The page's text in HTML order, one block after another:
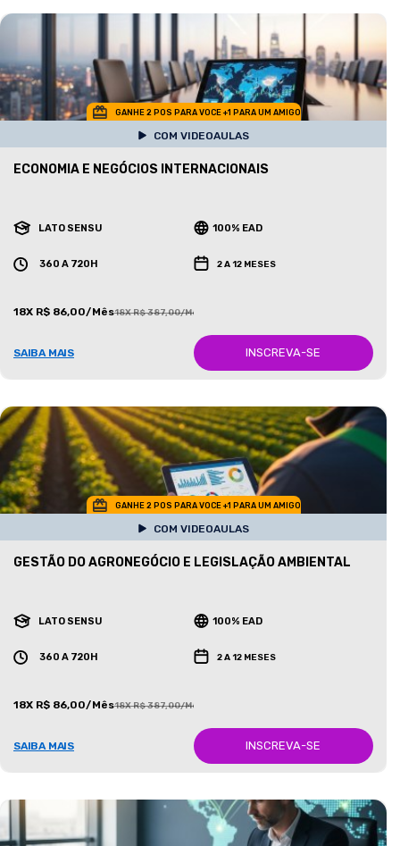
GANHE 2 POS PARA VOCE +1 PARA UM AMIGO
COM VIDEOAULAS
ECONOMIA E NEGÓCIOS INTERNACIONAIS
LATO SENSU 100% EAD
360 A 720H 2 A 12 MESES
18X R$ 86,00/Mês18X R$ 387,00/Mês
SAIBA MAIS INSCREVA-SE
GANHE 2 POS PARA VOCE +1 PARA UM AMIGO
COM VIDEOAULAS
GESTÃO DO AGRONEGÓCIO E LEGISLAÇÃO AMBIENTAL
LATO SENSU 100% EAD
360 A 720H 2 A 12 MESES
18X R$ 86,00/Mês18X R$ 387,00/Mês
SAIBA MAIS INSCREVA-SE